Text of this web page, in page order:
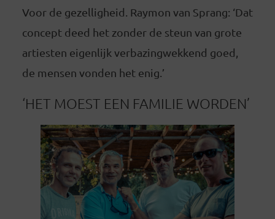
Voor de gezelligheid. Raymon van Sprang: ‘Dat
concept deed het zonder de steun van grote
artiesten eigenlijk verbazingwekkend goed,
de mensen vonden het enig.’
‘HET MOEST EEN FAMILIE WORDEN’